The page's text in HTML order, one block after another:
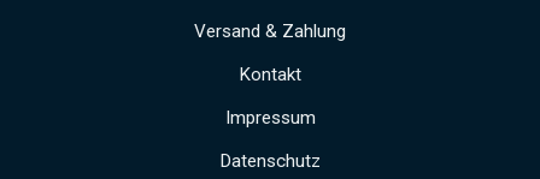
Versand & Zahlung
Kontakt
Impressum
Datenschutz